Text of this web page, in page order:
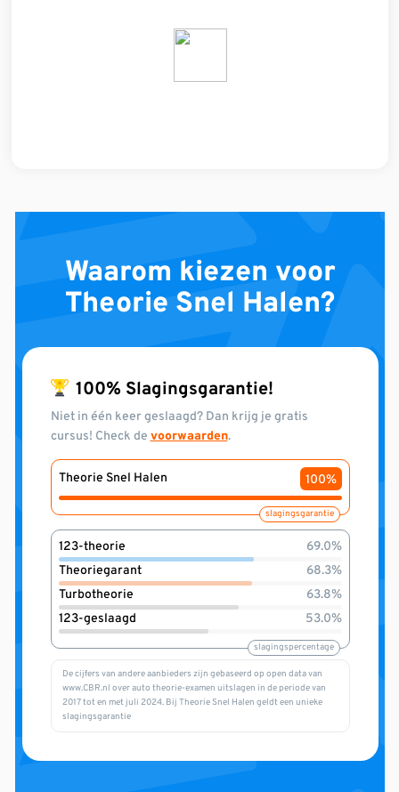
Waarom kiezen voor
Theorie Snel Halen?
100% Slagingsgarantie!
Niet in één keer geslaagd? Dan krijg je gratis
cursus! Check de voorwaarden.
Theorie Snel Halen 100%
slagingsgarantie
slagingspercentage
123-theorie
69.0%
Theoriegarant
68.3%
Turbotheorie
63.8%
123-geslaagd
53.0%
De cijfers van andere aanbieders zijn gebaseerd op open data van
www.CBR.nl over auto theorie-examen uitslagen in de periode van
2017 tot en met juli 2024. Bij Theorie Snel Halen geldt een unieke
slagingsgarantie